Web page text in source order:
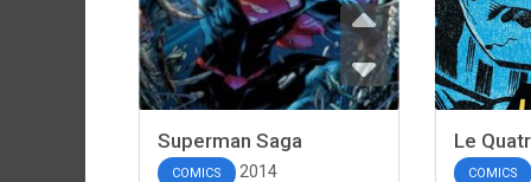
Superman Saga
COMICS 2014
Le
COMICS